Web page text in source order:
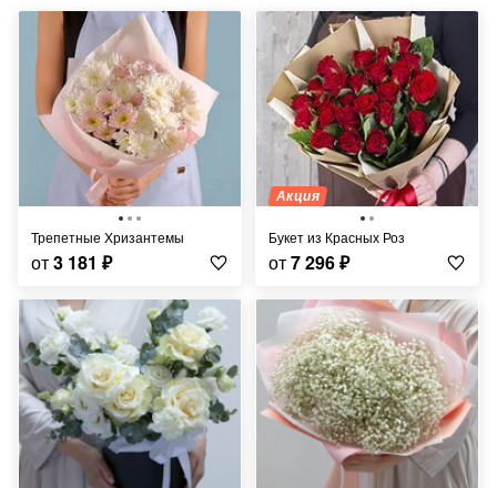
Трепетные Хризантемы
от3 181 ₽
Акция
Букет из Красных Роз
от7 296₽